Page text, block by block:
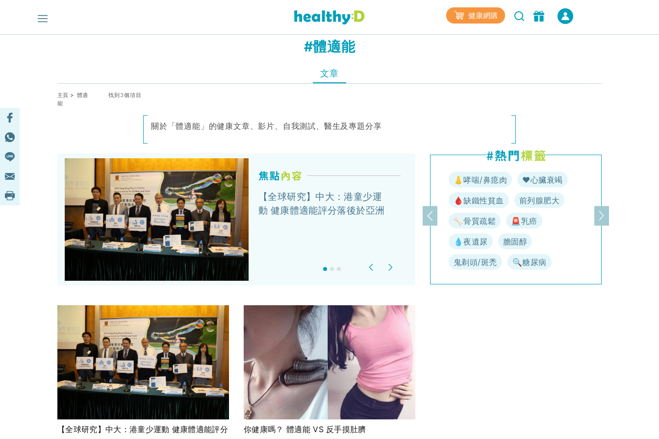
健康網購
#體適能
文章
主頁 > 體適
能
找到3個項目
關於「體適能」的健康文章、影片、自我測試、醫生及專題分享
【全球研究】中大：港童少運
動 健康體適能評分落後於亞洲
Previous
上一頁
👃哮喘/鼻瘜肉 ♥️心臟衰竭
🩸缺鐵性貧血 前列腺肥大
🦴骨質疏鬆 🚨乳癌
💧夜遺尿 膽固醇
鬼剃頭/斑禿 🔍糖尿病
下一頁
【全球研究】中大：港童少運動 健康體適能評分
你健康嗎？ 體適能 VS 反手摸肚臍